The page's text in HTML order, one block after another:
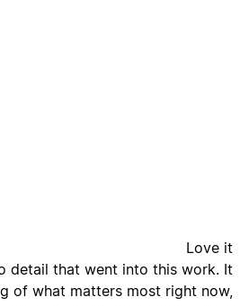
Love it
detail that went into this work. It
of what matters most right now,